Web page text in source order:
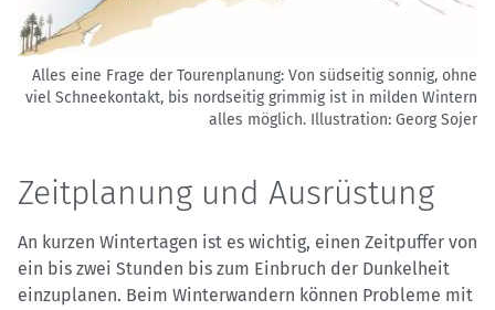
Alles eine Frage der Tourenplanung: Von südseitig sonnig, ohne
viel Schneekontakt, bis nordseitig grimmig ist in milden Wintern
alles möglich. Illustration: Georg Sojer
Zeitplanung und Ausrüstung
An kurzen Wintertagen ist es wichtig, einen Zeitpuffer von
ein bis zwei Stunden bis zum Einbruch der Dunkelheit
einzuplanen. Beim Winterwandern können Probleme mit